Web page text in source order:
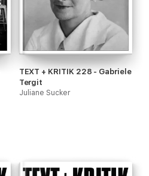
TEXT + KRITIK 228 - Gabriele
Tergit
Juliane Sucker